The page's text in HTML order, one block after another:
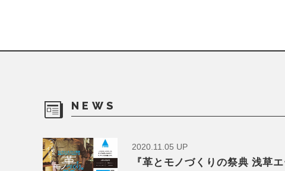
NEWS
2020.11.05 UP
『革とモノづくりの祭典 浅草